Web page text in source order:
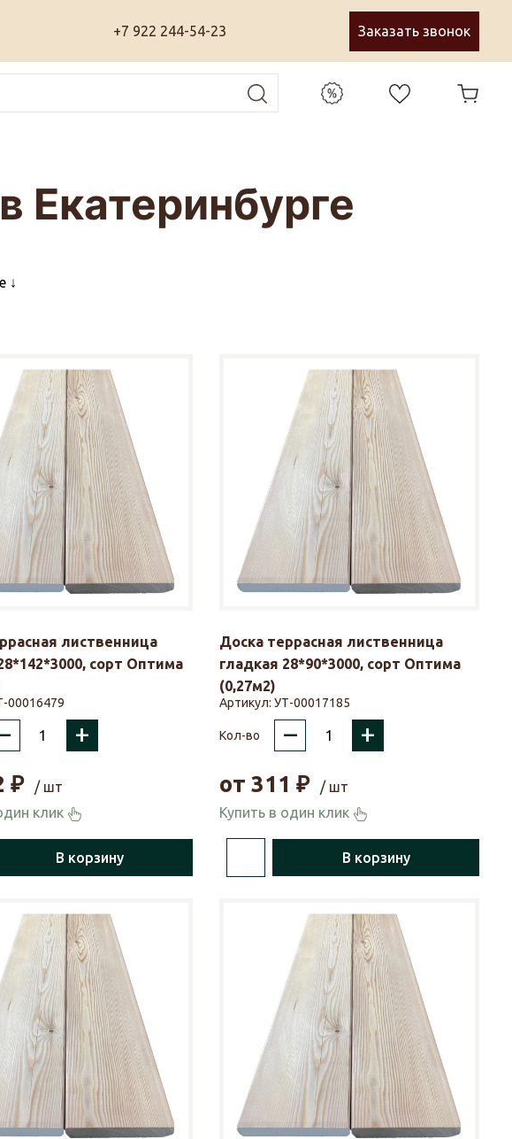
+7 922 244-54-23 Заказать звонок
Екатеринбурге
лиственница
сорт Оптима
00016479
+
₽
/ шт
клик
В корзину
Доска террасная лиственница
гладкая 28*90*3000, сорт Оптима
(0,27м2)
Артикул:УТ-00017185
Кол-во – +
от311 ₽
/ шт
Купить в один клик
В корзину